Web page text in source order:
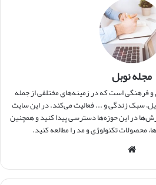
مجله نوبل
فرهنگی است که در زمینه‌های مختلفی از جمله
سبک زندگی و ... فعالیت می‌کند. در این سایت
در این حوزه‌ها دسترسی پیدا کنید و همچنین
محصولات تکنولوژی و مد را مطالعه کنید.